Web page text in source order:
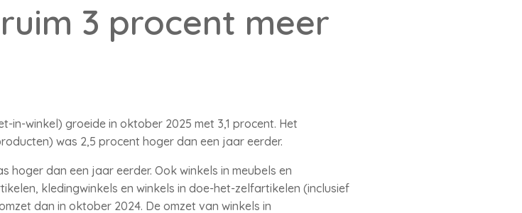
3 procent meer
in-winkel) groeide in oktober 2025 met 3,1 procent. Het
was 2,5 procent hoger dan een jaar eerder.
hoger dan een jaar eerder. Ook winkels in meubels en
kledingwinkels en winkels in doe-het-zelfartikelen (inclusief
dan in oktober 2024. De omzet van winkels in